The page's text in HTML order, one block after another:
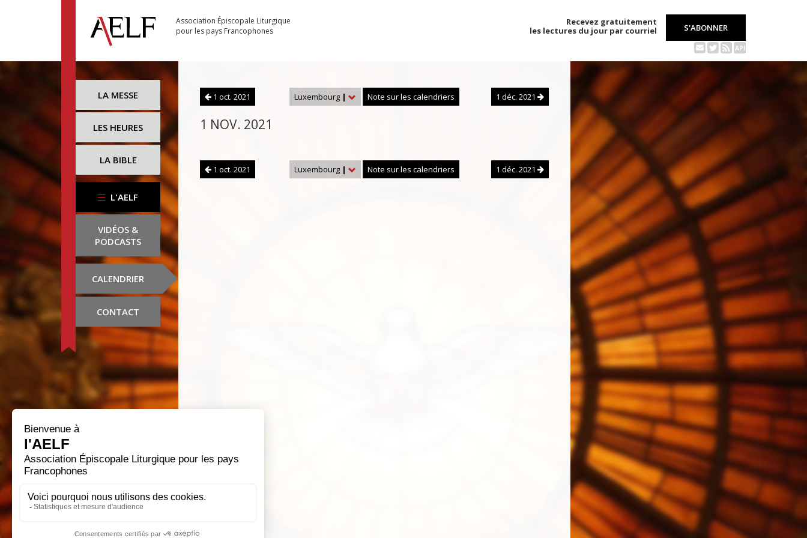
Association Épiscopale Liturgique
pour les pays Francophones
Recevez gratuitement
les lectures du jour par courriel
S'ABONNER
API
LA MESSE
LES HEURES
LA BIBLE
L'AELF
VIDÉOS &
PODCASTS
CALENDRIER
CONTACT
1 oct. 2021 Luxembourg | Note sur les calendriers 1 déc. 2021
1 NOV. 2021
1 oct. 2021 Luxembourg | Note sur les calendriers 1 déc. 2021